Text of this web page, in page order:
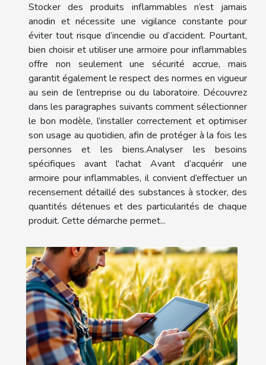
Stocker des produits inflammables n’est jamais
anodin et nécessite une vigilance constante pour
éviter tout risque d’incendie ou d’accident. Pourtant,
bien choisir et utiliser une armoire pour inflammables
offre non seulement une sécurité accrue, mais
garantit également le respect des normes en vigueur
au sein de l’entreprise ou du laboratoire. Découvrez
dans les paragraphes suivants comment sélectionner
le bon modèle, l’installer correctement et optimiser
son usage au quotidien, afin de protéger à la fois les
personnes et les biens.Analyser les besoins
spécifiques avant l'achat Avant d’acquérir une
armoire pour inflammables, il convient d’effectuer un
recensement détaillé des substances à stocker, des
quantités détenues et des particularités de chaque
produit. Cette démarche permet...